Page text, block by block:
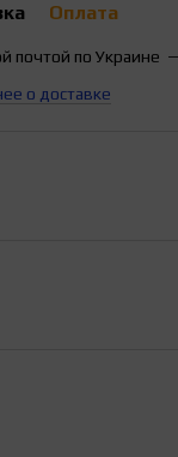
Оплата
почтой по Украине
о доставке